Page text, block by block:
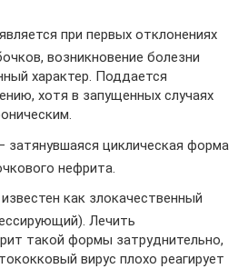
при первых отклонениях
возникновение болезни
характер. Поддается
хотя в запущенных случаях
затянувшаяся циклическая форма
нефрита.
как злокачественный
Лечить
такой формы затруднительно,
вирус плохо реагирует